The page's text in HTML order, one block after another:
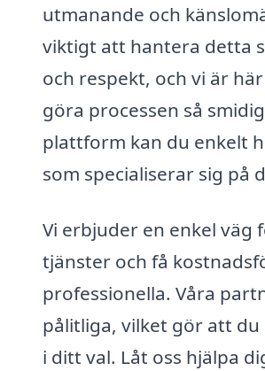
utmanande och
viktigt att hantera detta
och respekt, och vi är
göra processen så
plattform kan du enkelt
som specialiserar sig på
Vi erbjuder en enkel väg
tjänster och få
professionella. Våra
pålitliga, vilket gör att
i ditt val. Låt oss hjälpa